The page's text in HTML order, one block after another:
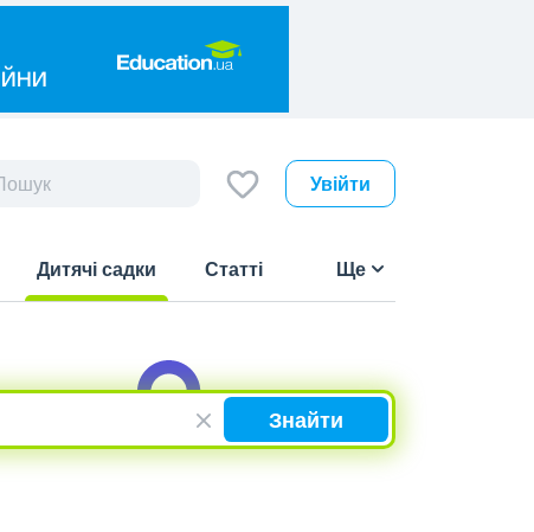
Увійти
Дитячі садки
Статті Ще
Знайти